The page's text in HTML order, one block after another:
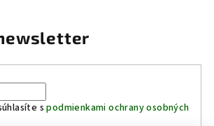
spodmienkami ochrany osobných